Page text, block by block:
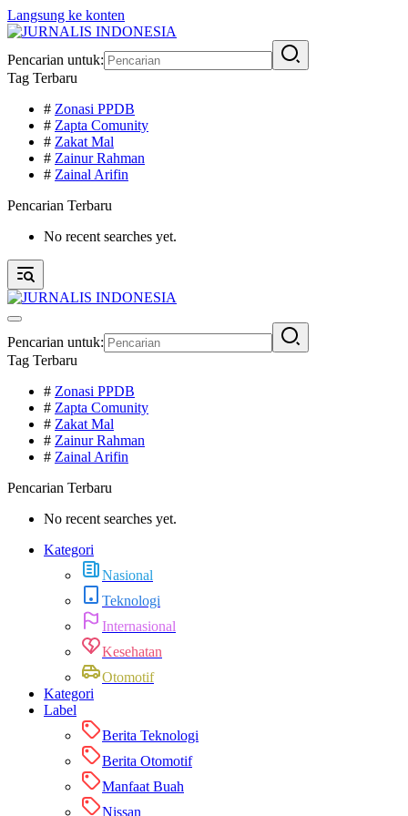
Langsung ke konten
Pencarian untuk:
Tag Terbaru
# Zonasi PPDB
# Zapta Comunity
# Zakat Mal
# Zainur Rahman
# Zainal Arifin
Pencarian Terbaru
No recent searches yet.
Pencarian untuk:
Tag Terbaru
# Zonasi PPDB
# Zapta Comunity
# Zakat Mal
# Zainur Rahman
# Zainal Arifin
Pencarian Terbaru
No recent searches yet.
Kategori
Nasional
Teknologi
Internasional
Kesehatan
Otomotif
Kategori
Label
Berita Teknologi
Berita Otomotif
Manfaat Buah
Nissan